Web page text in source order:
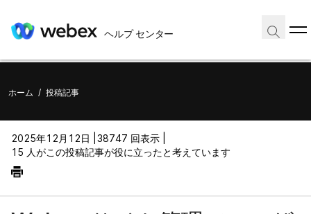
ヘルプ センター
ホーム / 投稿記事
2025年12月12日 | 38747 回表示 |
15 人がこの投稿記事が役に立ったと考えています